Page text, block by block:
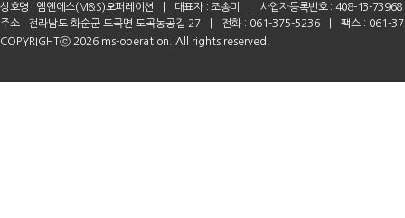
상호명 : 엠앤에스(M&S)오퍼레이션 대표자 : 조송미
사업자등록번호 : 408-13-73968
주소 : 전라남도 화순군 도곡면 도곡농공길 27
전화 : 061-375-5236
팩스 : 061-
COPYRIGHTⓒ 2026 ms-operation. All rights reserved.